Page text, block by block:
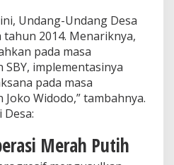
Undang-Undang Desa
2014. Menariknya,
pada masa
implementasinya
pada masa
Widodo,” tambahnya.
Merah Putih